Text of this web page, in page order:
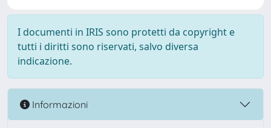
I documenti in IRIS sono protetti da copyright e
tutti i diritti sono riservati, salvo diversa
indicazione.
Informazioni